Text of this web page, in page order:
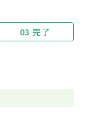
03 完了